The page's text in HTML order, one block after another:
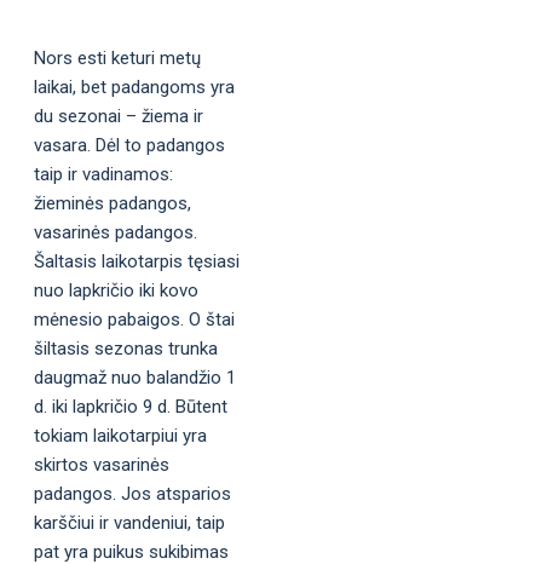
Nors esti keturi metų
laikai, bet padangoms yra
du sezonai – žiema ir
vasara. Dėl to padangos
taip ir vadinamos:
žieminės padangos,
vasarinės padangos.
Šaltasis laikotarpis tęsiasi
nuo lapkričio iki kovo
mėnesio pabaigos. O štai
šiltasis sezonas trunka
daugmaž nuo balandžio 1
d. iki lapkričio 9 d. Būtent
tokiam laikotarpiui yra
skirtos vasarinės
padangos. Jos atsparios
karščiui ir vandeniui, taip
pat yra puikus sukibimas